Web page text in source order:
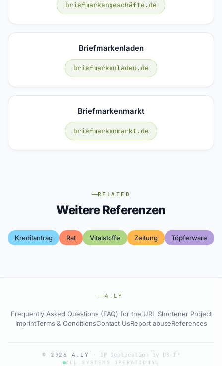
briefmarkengeschäfte.de
Briefmarkenladen
briefmarkenladen.de
Briefmarkenmarkt
briefmarkenmarkt.de
RELATED
Weitere Referenzen
Kreditantrag Rat Vitalstoffe Zeitung Töpferware
4.LY
Frequently Asked Questions (FAQ) for the URL Shortener Project
ImprintTerms & ConditionsContact UsReport abuseReferences
© 2026 4.LY · IP Geolocation by DB-IP
ALL SYSTEMS OPERATIONAL